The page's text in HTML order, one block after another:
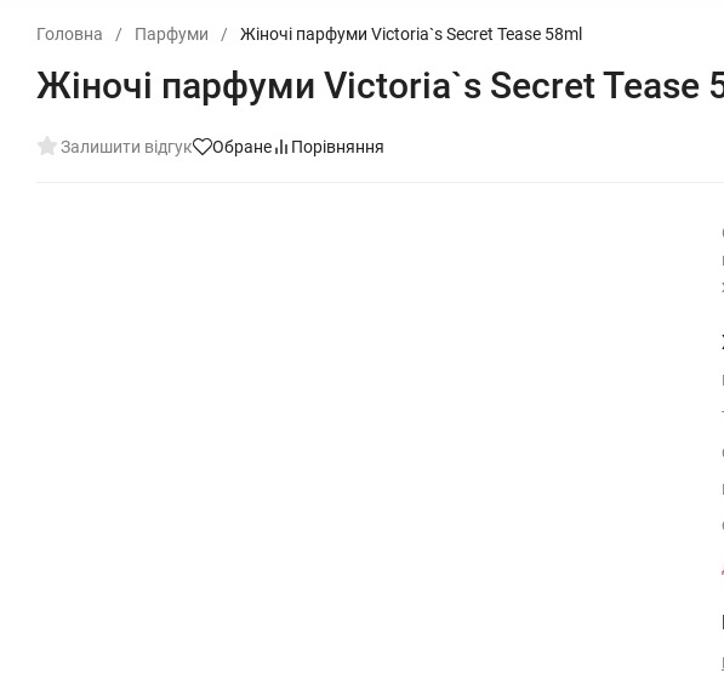
Головна / Парфуми / Жіночі парфуми Victoria`s Secret Tease 58ml
Жіночі парфуми Victoria`s Secret Tease
Залишити відгук Обране Порівняння